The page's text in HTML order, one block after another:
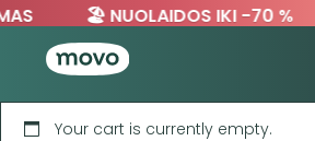
🏖️ NUOLAIDOS IKI -70 %
Your cart is currently empty.